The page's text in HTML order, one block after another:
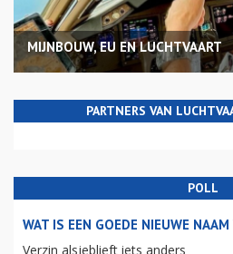
MIJNBOUW, EU EN LUCHTVAART
PARTNERS VAN
POLL
WAT IS EEN GOEDE NIEUWE
Verzin alsjeblieft iets anders